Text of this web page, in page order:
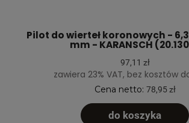
Pilot do wierteł koronowych -
mm - KARANSCH
97,11 zł
zawiera 23% VAT, bez kosztów
Cena netto: 78,95 zł
do koszyka